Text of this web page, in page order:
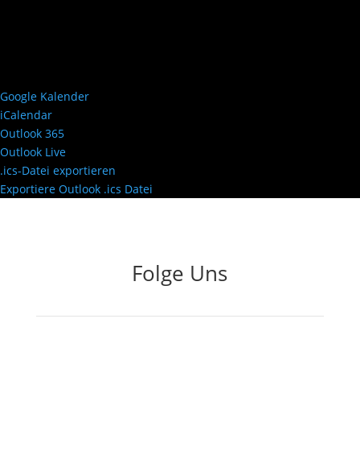
Google Kalender
iCalendar
Outlook 365
Outlook Live
.ics-Datei exportieren
Exportiere Outlook .ics Datei
Folge Uns